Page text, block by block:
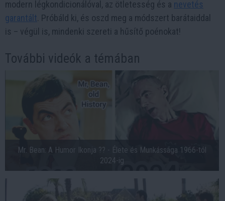
modern légkondicionálóval, az ötletesség és a nevetés
garantált . Próbáld ki, és oszd meg a módszert barátaiddal
is – végül is, mindenki szereti a hűsítő poénokat!
További videók a témában
Mr. Bean: A Humor Ikonja ?? - Élete és Munkássága 1966-tól
2024-ig